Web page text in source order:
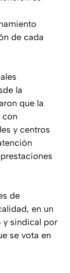
de cada
la
que la
con
y centros
de
en un
y sindical por
se vota en